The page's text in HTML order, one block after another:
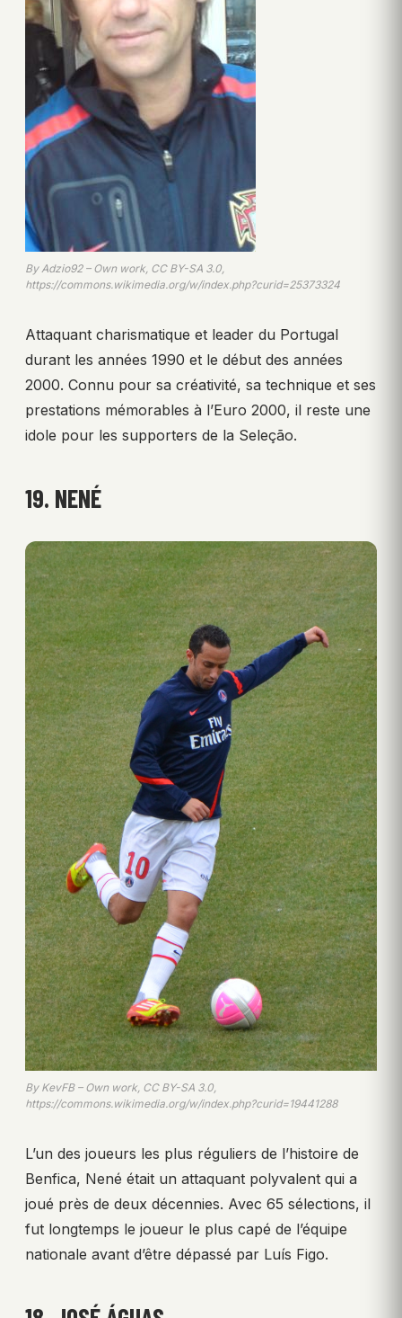
By Adzio92 – Own work, CC BY-SA 3.0,
https://commons.wikimedia.org/w/index.php?curid=25373324
Attaquant charismatique et leader du Portugal
durant les années 1990 et le début des années
2000. Connu pour sa créativité, sa technique et ses
prestations mémorables à l’Euro 2000, il reste une
idole pour les supporters de la Seleção.
19. NENÉ
By KevFB – Own work, CC BY-SA 3.0,
https://commons.wikimedia.org/w/index.php?curid=19441288
L’un des joueurs les plus réguliers de l’histoire de
Benfica, Nené était un attaquant polyvalent qui a
joué près de deux décennies. Avec 65 sélections, il
fut longtemps le joueur le plus capé de l’équipe
nationale avant d’être dépassé par Luís Figo.